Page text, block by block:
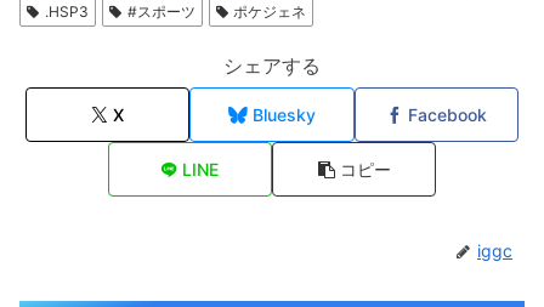
.HSP3
#スポーツ ポケジェネ
シェアする
X Bluesky Facebook
LINE コピー
iggc